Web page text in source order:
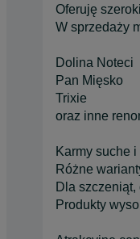
Oferuję
W sprzedaży
Dolina Noteci
Pan Mięsko
Trixie
oraz inne
Karmy suche i
Różne
Dla szczeniąt,
Produkty